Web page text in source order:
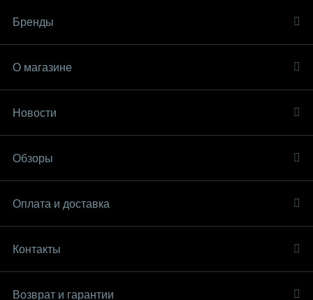
Бренды
О магазине
Новости
Обзоры
Оплата и доставка
Контакты
Возврат и гарантии